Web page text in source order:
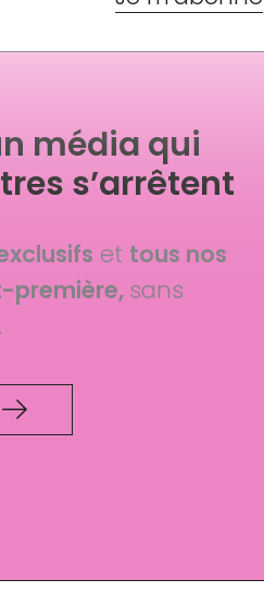
média qui
s’arrêtent
et tous nos
première, sans